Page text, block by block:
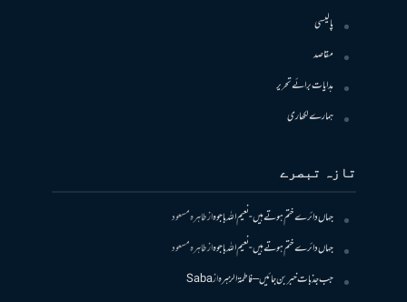
پالیسی
مقاصد
ہدایات برائے تحریر
ہمارے لکھاری
تازہ تبصرے
جہاں دائرے ختم ہوتے ہیں- نعیم اللہ باجوہازطاہرہ مسعود
جہاں دائرے ختم ہوتے ہیں- نعیم اللہ باجوہازطاہرہ مسعود
جب جذبات خبر بن جائیں – فاطمۃالزہرہازSaba